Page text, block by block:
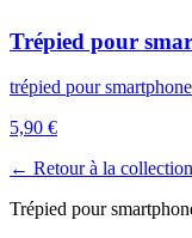
Trépied pour
trépied pour smartphone
5,90 €
← Retour à la collection
Trépied pour